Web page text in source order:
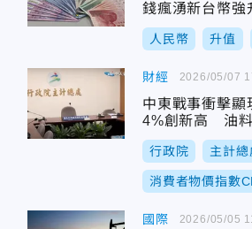
錢瘋湧新台幣強
人民幣 升值
財經
中東戰事衝擊顯
4%創新高 油
行政院 主計總
消費者物價指數
2026/05/07
國際 2026/05/05